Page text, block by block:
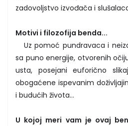
zadovoljstvo izvođača i
Motivi i filozofija benda...
Uz pomoć pundravaca i
sa puno energije, otvorenih
usta, posejani euforično
obogaćene ispevanim
i budućih života…
U kojoj meri vam je ovaj